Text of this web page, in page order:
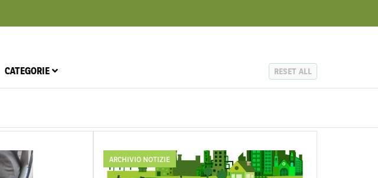
CATEGORIE RESET ALL
ARCHIVIO NOTIZIE